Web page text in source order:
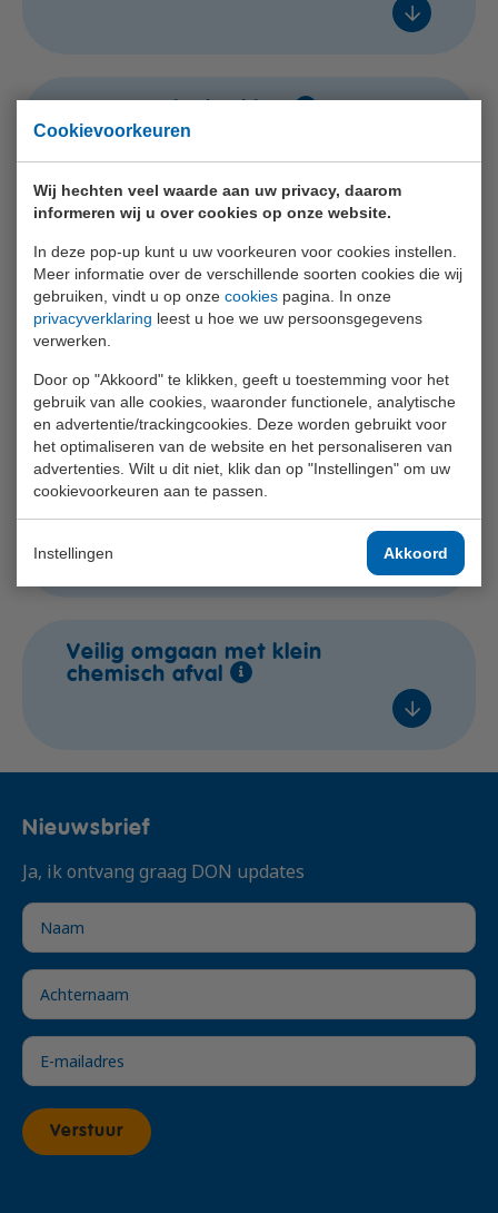
Cookievoorkeuren
Wij hechten veel waarde aan uw privacy, daarom
informeren wij u over cookies op onze website.
In deze pop-up kunt u uw voorkeuren voor cookies instellen.
Meer informatie over de verschillende soorten cookies die wij
gebruiken, vindt u op onze cookies pagina. In onze
privacyverklaring leest u hoe we uw persoonsgegevens
verwerken.
Door op "Akkoord" te klikken, geeft u toestemming voor het
gebruik van alle cookies, waaronder functionele, analytische
en advertentie/trackingcookies. Deze worden gebruikt voor
het optimaliseren van de website en het personaliseren van
advertenties. Wilt u dit niet, klik dan op "Instellingen" om uw
cookievoorkeuren aan te passen.
Instellingen Akkoord
In overleg
Voeg toe
In overleg
In overleg
€ 310,- excl. btw
Voeg toe
In overleg
In overleg
€ 310,- excl. btw
Voeg toe
U30: Shovel
In overleg
In overleg
€ 310,- excl. btw
Veilig werken op hoogte
In overleg
In overleg
Veilig werken met de
bovenloopkraan
In overleg
In overleg
In overleg
Veilig omgaan met klein
chemisch afval
€ 399,- excl. btw
Nieuwsbrief
Ja, ik ontvang graag DON updates
Verstuur